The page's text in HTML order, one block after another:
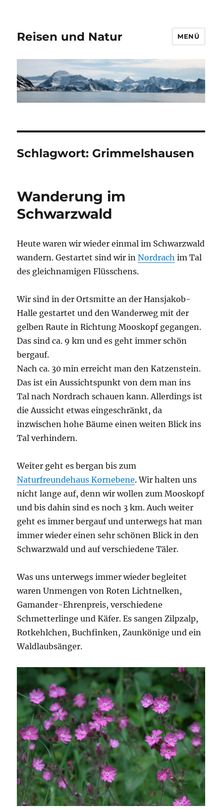
Reisen und Natur MENÜ
Schlagwort: Grimmelshausen
Wanderung im
Schwarzwald
Heute waren wir wieder einmal im Schwarzwald
wandern. Gestartet sind wir inNordrach im Tal
des gleichnamigen Flüsschens.
Wir sind in der Ortsmitte an der Hansjakob-
Halle gestartet und den Wanderweg mit der
gelben Raute in Richtung Mooskopf gegangen.
Das sind ca. 9 km und es geht immer schön
bergauf.
Nach ca. 30 min erreicht man den Katzenstein.
Das ist ein Aussichtspunkt von dem man ins
Tal nach Nordrach schauen kann. Allerdings ist
die Aussicht etwas eingeschränkt, da
inzwischen hohe Bäume einen weiten Blick ins
Tal verhindern.
Weiter geht es bergan bis zum
Naturfreundehaus Kornebene. Wir halten uns
nicht lange auf, denn wir wollen zum Mooskopf
und bis dahin sind es noch 3 km. Auch weiter
geht es immer bergauf und unterwegs hat man
immer wieder einen sehr schönen Blick in den
Schwarzwald und auf verschiedene Täler.
Was uns unterwegs immer wieder begleitet
waren Unmengen von Roten Lichtnelken,
Gamander-Ehrenpreis, verschiedene
Schmetterlinge und Käfer. Es sangen Zilpzalp,
Rotkehlchen, Buchfinken, Zaunkönige und ein
Waldlaubsänger.